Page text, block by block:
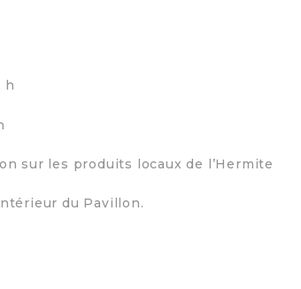
h
sur les produits locaux de l’Hermite
du Pavillon.